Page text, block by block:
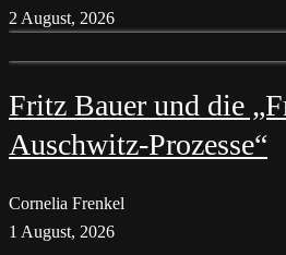
2 August, 2026
Fritz Bauer und die
Auschwitz-Prozesse“
Cornelia Frenkel
1 August, 2026